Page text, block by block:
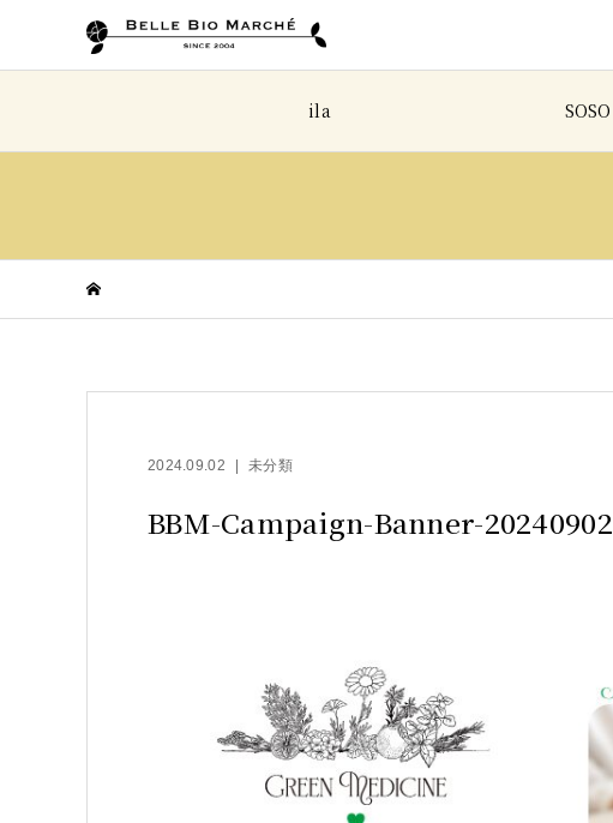
ila SOSO
2024.09.02 未分類
BBM-Campaign-Banner-20240902